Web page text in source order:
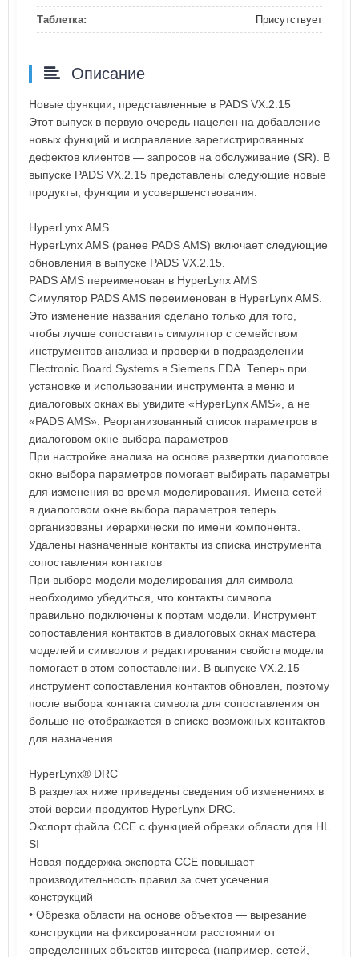
Таблетка: Присутствует
Описание
Новые функции, представленные в PADS VX.2.15
Этот выпуск в первую очередь нацелен на добавление
новых функций и исправление зарегистрированных
дефектов клиентов — запросов на обслуживание (SR). В
выпуске PADS VX.2.15 представлены следующие новые
продукты, функции и усовершенствования.
HyperLynx AMS
HyperLynx AMS (ранее PADS AMS) включает следующие
обновления в выпуске PADS VX.2.15.
PADS AMS переименован в HyperLynx AMS
Симулятор PADS AMS переименован в HyperLynx AMS.
Это изменение названия сделано только для того,
чтобы лучше сопоставить симулятор с семейством
инструментов анализа и проверки в подразделении
Electronic Board Systems в Siemens EDA. Теперь при
установке и использовании инструмента в меню и
диалоговых окнах вы увидите «HyperLynx AMS», а не
«PADS AMS». Реорганизованный список параметров в
диалоговом окне выбора параметров
При настройке анализа на основе развертки диалоговое
окно выбора параметров помогает выбирать параметры
для изменения во время моделирования. Имена сетей
в диалоговом окне выбора параметров теперь
организованы иерархически по имени компонента.
Удалены назначенные контакты из списка инструмента
сопоставления контактов
При выборе модели моделирования для символа
необходимо убедиться, что контакты символа
правильно подключены к портам модели. Инструмент
сопоставления контактов в диалоговых окнах мастера
моделей и символов и редактирования свойств модели
помогает в этом сопоставлении. В выпуске VX.2.15
инструмент сопоставления контактов обновлен, поэтому
после выбора контакта символа для сопоставления он
больше не отображается в списке возможных контактов
для назначения.
HyperLynx® DRC
В разделах ниже приведены сведения об изменениях в
этой версии продуктов HyperLynx DRC.
Экспорт файла CCE с функцией обрезки области для HL
SI
Новая поддержка экспорта CCE повышает
производительность правил за счет усечения
конструкций
• Обрезка области на основе объектов — вырезание
конструкции на фиксированном расстоянии от
определенных объектов интереса (например, сетей,